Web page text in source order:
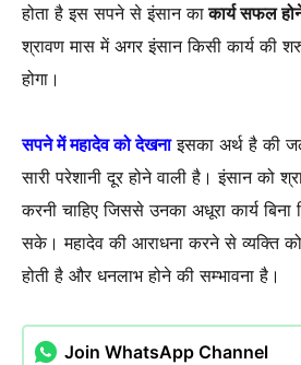
होता है इस सपने से इंसान काकार्य सफल
श्रावण मास में अगर इंसान किसी कार्य की
होगा।
सपने में महादेव को देखनाइसका अर्थ है की
सारी परेशानी दूर होने वाली है। इंसान को
करनी चाहिए जिससे उनका अधूरा कार्य
सके। महादेव की आराधना करने से व्यक्ति
होती है और धनलाभ होने की सम्भावना है।
Join WhatsApp Channel